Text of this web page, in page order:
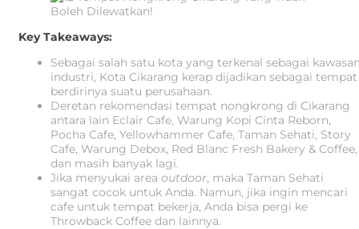
Key Takeaways:
Sebagai salah satu kota yang terkenal sebagai
industri, Kota Cikarang kerap dijadikan sebagai tempat
berdirinya suatu perusahaan.
Deretan rekomendasi tempat nongkrong di Cikarang
antara lain Eclair Cafe, Warung Kopi Cinta Reborn,
Pocha Cafe, Yellowhammer Cafe, Taman Sehati, Story
Cafe, Warung Debox, Red Blanc Fresh Bakery & Coffee,
dan masih banyak lagi.
Jika menyukai area outdoor, maka Taman Sehati
sangat cocok untuk Anda. Namun, jika ingin mencari
cafe untuk tempat bekerja, Anda bisa pergi ke
Throwback Coffee dan lainnya.